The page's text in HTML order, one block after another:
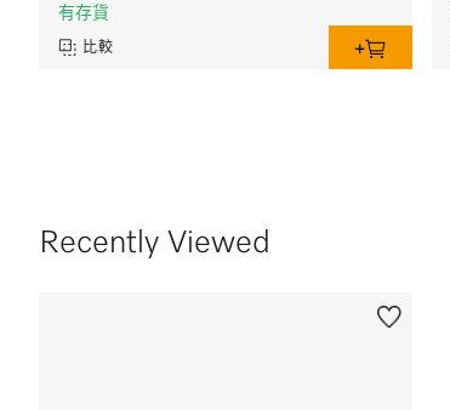
有存貨
比較
Recently Viewed